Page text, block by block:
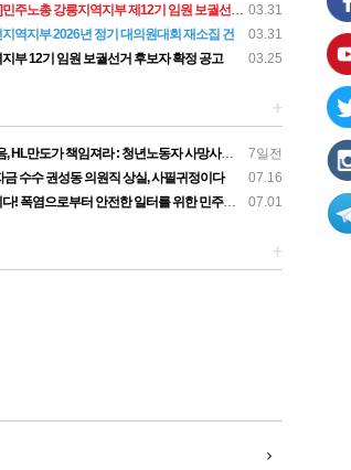
03.31
총 강릉지역지부 제12기 임원 보궐선거결과 공고
03.31
역지부 2026년 정기 대의원대회 재소집 건
03.25
부 12기 임원 보궐선거 후보자 확정 공고
+
7일전
라 : 청년노동자 사망사고의 철저한 진상규명과 재발방지 대책 마련하라
07.16
금 수수 권성동 의원직 상실, 사필귀정이다
07.01
안전한 일터를 위한 민주노총 강원지역본부 폭염감시단 선포 기자회견
+